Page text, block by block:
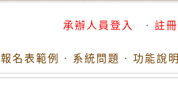
承辦人員登入 · 註冊
報名表範例 · 系統問題 · 功能說明